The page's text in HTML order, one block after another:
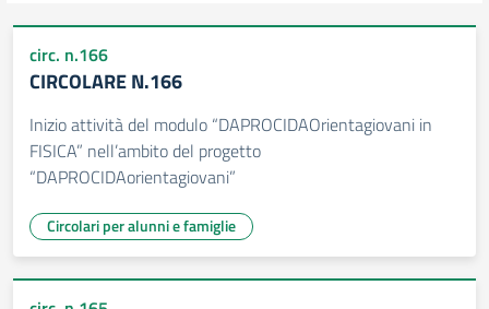
circ. n.166
CIRCOLARE N.166
Inizio attività del modulo “DAPROCIDAOrientagiovani in
FISICA” nell’ambito del progetto
“DAPROCIDAorientagiovani”
Circolari per alunni e famiglie